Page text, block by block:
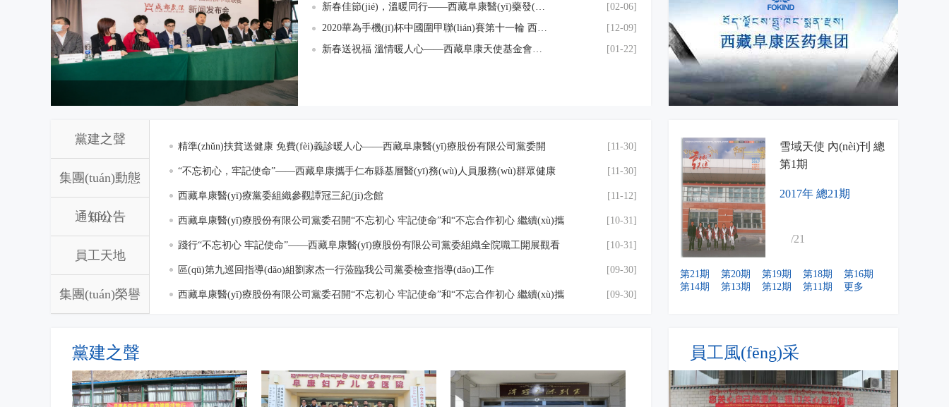
2020華為手機(jī)杯中國圍甲聯(lián)賽第十一輪 西藏阜
康 VS 上海清一
新春送祝福 溫情暖人心——西藏阜康天使基金會慰問貧
困員工
新春佳節(jié)，溫暖同行——西藏阜康醫(yī)藥發(fā)展有限公司總經(jīng)理劉瀟瀟慰問一線員工
[02-06]
2020華為手機(jī)杯中國圍甲聯(lián)賽第十一輪 西藏阜康 VS 上海清一
[12-09]
新春送祝福 溫情暖人心——西藏阜康天使基金會慰問貧困員工
[01-22]
黨建之聲
集團(tuán)動態
(tài)
通知公告
員工天地
集團(tuán)榮譽
精準(zhǔn)扶貧送健康 免費(fèi)義診暖人心——西藏阜康醫(yī)療股份有限公司黨委開
展“送健康 送溫暖”免費(fèi)義診活動
[11-30]
“不忘初心，牢記使命”——西藏阜康攜手仁布縣基層醫(yī)務(wù)人員服務(wù)群眾健康 [11-30]
西藏阜康醫(yī)療黨委組織參觀譚冠三紀(jì)念館 [11-12]
西藏阜康醫(yī)療股份有限公司黨委召開“不忘初心 牢記使命”和“不忘合作初心 繼續(xù)攜
手前進(jìn)”主題教育交流研討會
[10-31]
踐行“不忘初心 牢記使命”——西藏阜康醫(yī)療股份有限公司黨委組織全院職工開展觀看
《我和我的祖國》愛國主義主題教育活動
[10-31]
區(qū)第九巡回指導(dǎo)組劉家杰一行蒞臨我公司黨委檢查指導(dǎo)工作 [09-30]
西藏阜康醫(yī)療股份有限公司黨委召開“不忘初心 牢記使命”和“不忘合作初心 繼續(xù)攜 [09-30]
熱烈祝賀！西藏阜康醫(yī)院榮獲：四川大學(xué)華西醫(yī)院遠(yuǎn)程教學(xué)管理優
(yōu)秀獎
[12-14]
西藏阜康醫(yī)院管理團(tuán)隊赴鄭大第一附屬醫(yī)院學(xué)習(xí)交流 [12-09]
雪域天使 內(nèi)刊 總
第21期
雪域天使 內(nèi)刊 總
第20期
雪域天使 內(nèi)刊 總
第19期
雪域天使 內(nèi)刊 總
第18期
雪域天使 內(nèi)刊 總
第14期
雪域天使 內(nèi)刊 總
第13期
雪域天使 內(nèi)刊 總
第12期
雪域天使 內(nèi)刊 總
第11期
雪域天使 內(nèi)刊 總
第10期
雪域天使 內(nèi)刊 總
第9期
雪域天使 內(nèi)刊 總
第8期
雪域天使 內(nèi)刊 總
第7期
雪域天使 內(nèi)刊 總
第6期
雪域天使 內(nèi)刊 總
第5期
雪域天使 內(nèi)刊 總
第4期
雪域天使 內(nèi)刊 總
第3期
雪域天使 內(nèi)刊 總
第2期
雪域天使 內(nèi)刊 總
第1期
2017年 總21期
/21
第21期 第20期 第19期 第18期
第16期
第14期
第13期 第12期 第11期 更多
黨建之聲 員工風(fēng)采